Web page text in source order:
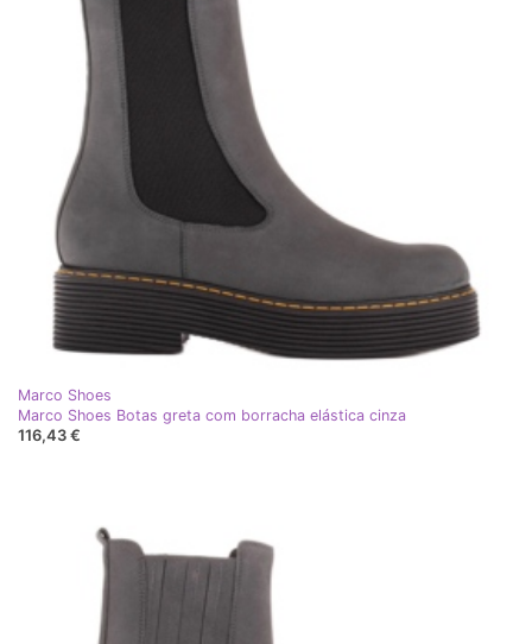
Marco Shoes
Marco Shoes Botas greta com borracha elástica cinza
116,43 €